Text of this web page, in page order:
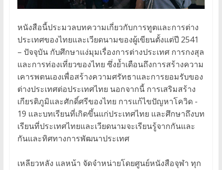
หนังสือนี้ประมวลบทความเกี่ยวกับการทูตและการต่าง
ประเทศของไทยและเวียดนามของผู้เขียนตั้งแต่ปี 2541
– ปัจจุบัน กับศึกษาแง่มุมเรื่องการต่างประเทศ การกงสุล
และการท่องเที่ยวของไทย ซึ่งย้ำเตือนถึงการสร้างความ
เคารพตนเองเพื่อสร้างความศรัทธาและการยอมรับของ
ต่างประเทศต่อประเทศไทย นอกจากนี้ การเสริมสร้าง
เกียรติภูมิและศักดิ์ศรีของไทย การแก้ไขปัญหาโควิด -
19 และบทเรียนที่เกิดขึ้นแก่ประเทศไทย และศึกษาถึงบท
เรียนที่ประเทศไทยและเวียดนามจะเรียนรู้จากกันและ
กันและทิศทางการพัฒนาประเทศ
เหลียวหลัง แลหน้า จัดจำหน่ายโดยศูนย์หนังสือจุฬา ทุก